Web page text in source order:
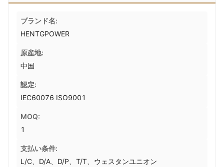
ブランド名:
HENTGPOWER
原産地:
中国
認定:
IEC60076 ISO9001
MOQ:
1
支払い条件:
L/C、D/A、D/P、T/T、ウェスタンユニオン